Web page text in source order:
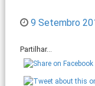
9 Setembro
Partilhar...